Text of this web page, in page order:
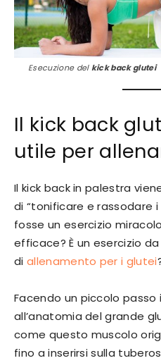
Esecuzione delkick back glutei
Il kick back
utile per
Il kick back in palestra
di “tonificare e rassodare
fosse un esercizio
efficace? È un esercizio
di allenamento per i glutei
Facendo un piccolo
all’anatomia del grande
come questo muscolo
fino a inserirsi sulla